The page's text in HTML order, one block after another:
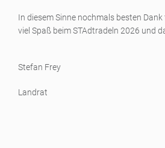
In diesem Sinne nochmals besten
viel Spaß beim STAdtradeln 2026 und
Stefan Frey
Landrat